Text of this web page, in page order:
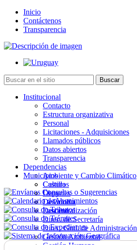
Inicio
Contáctenos
Transparencia
Institucional
Contacto
Estructura organizativa
Personal
Licitaciones - Adquisiciones
Llamados públicos
Datos abiertos
Transparencia
Dependencias
Ambiente y Cambio Climático
Cultura
Deportes
Desarrollo
Descentralización
Direc. de Secretaría
Direc. Gral. de Administración
Gestión Ambiental
Gestión Humana
Municipios
Castillos
Chuy
La Paloma
Lascano